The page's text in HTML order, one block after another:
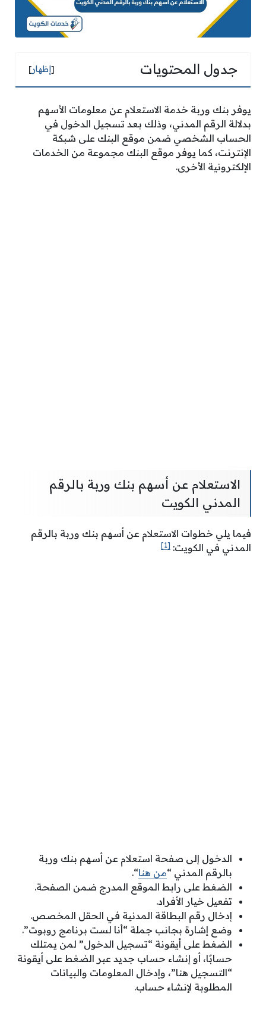
جدول المحتويات [إظهار]
يوفر بنك وربة خدمة الاستعلام عن معلومات الأسهم
بدلالة الرقم المدني، وذلك بعد تسجيل الدخول في
الحساب الشخصي ضمن موقع البنك على شبكة
الإنترنت، كما يوفر موقع البنك مجموعة من الخدمات
الإلكترونية الأخرى.
الاستعلام عن أسهم بنك وربة بالرقم
المدني الكويت
فيما يلي خطوات الاستعلام عن أسهم بنك وربة بالرقم
المدني في الكويت: [1]
الدخول إلى صفحة استعلام عن أسهم بنك وربة
بالرقم المدني “من هنا“.
الضغط على رابط الموقع المدرج ضمن الصفحة.
تفعيل خيار الأفراد.
إدخال رقم البطاقة المدنية في الحقل المخصص.
وضع إشارة بجانب جملة “أنا لست برنامج روبوت”.
الضغط على أيقونة “تسجيل الدخول” لمن يمتلك
حسابًا، أو إنشاء حساب جديد عبر الضغط على أيقونة
“التسجيل هنا”، وإدخال المعلومات والبيانات
المطلوبة لإنشاء حساب.